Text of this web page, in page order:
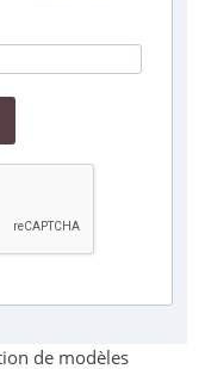
de modèles